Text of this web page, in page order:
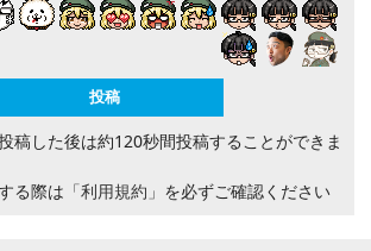
稿した後は約120秒間投稿することができま
る際は 「利用規約」 を必ずご確認ください